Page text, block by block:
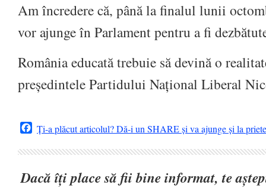
Am încredere că, până la finalul lunii
vor ajunge în Parlament pentru a fi
România educată trebuie să devină o
președintele Partidului Național Liberal
Facebook
Ți-a plăcut articolul? Dă-i un SHARE și va ajunge și la
Dacă îți place să fii bine informat, te